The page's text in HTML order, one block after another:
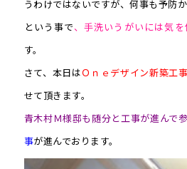
うわけではないですが、何事も予防か
という事で 、手洗いうがいには気を
す。
さて、本日は Ｏｎｅデザイン新築工
せて頂きます。
青木村Ｍ様邸も随分と工事が進んで参
事が進んでおります。